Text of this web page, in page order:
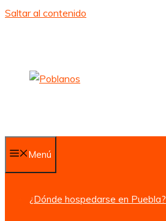
Saltar al contenido
Menú
¿Dónde hospedarse en Puebla?